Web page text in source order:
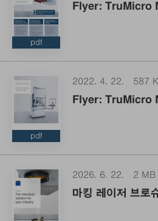
pdf
Flyer: TruMicro
pdf
2022. 4. 22. 587
Flyer: TruMicro
2026. 6. 22. 2 MB
마킹 레이저 브로